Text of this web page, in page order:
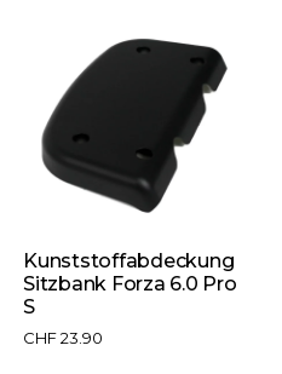
Kunststoffabdeckung
Sitzbank Forza 6.0 Pro
S
CHF23.90